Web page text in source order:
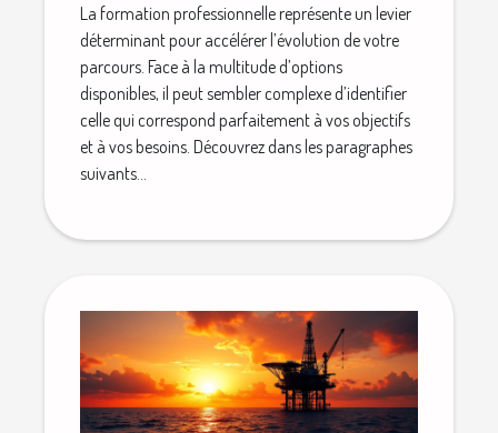
La formation professionnelle représente un levier
déterminant pour accélérer l’évolution de votre
parcours. Face à la multitude d’options
disponibles, il peut sembler complexe d’identifier
celle qui correspond parfaitement à vos objectifs
et à vos besoins. Découvrez dans les paragraphes
suivants...